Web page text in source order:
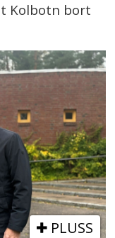
Kolbotn bort
PLUSS